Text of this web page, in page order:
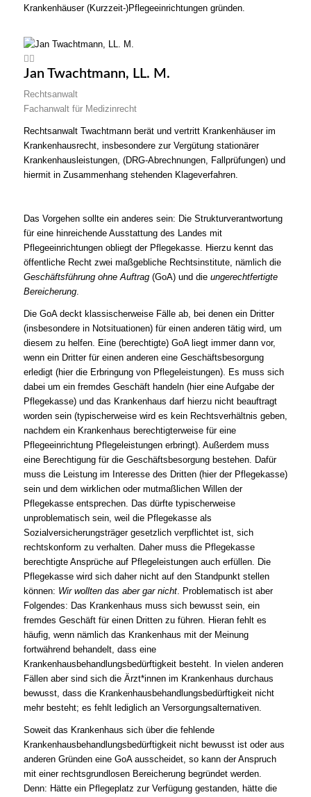
Krankenhäuser (Kurzzeit-)Pflegeeinrichtungen gründen.
Jan Twachtmann, LL. M.
Rechtsanwalt
Fachanwalt für Medizinrecht
Rechtsanwalt Twachtmann berät und vertritt Krankenhäuser im
Krankenhausrecht, insbesondere zur Vergütung stationärer
Krankenhausleistungen, (DRG-Abrechnungen, Fallprüfungen) und
hiermit in Zusammenhang stehenden Klageverfahren.
Das Vorgehen sollte ein anderes sein: Die Strukturverantwortung
für eine hinreichende Ausstattung des Landes mit
Pflegeeinrichtungen obliegt der Pflegekasse. Hierzu kennt das
öffentliche Recht zwei maßgebliche Rechtsinstitute, nämlich die
Geschäftsführung ohne Auftrag(GoA) und die ungerechtfertigte
Bereicherung.
Die GoA deckt klassischerweise Fälle ab, bei denen ein Dritter
(insbesondere in Notsituationen) für einen anderen tätig wird, um
diesem zu helfen. Eine (berechtigte) GoA liegt immer dann vor,
wenn ein Dritter für einen anderen eine Geschäftsbesorgung
erledigt (hier die Erbringung von Pflegeleistungen). Es muss sich
dabei um ein fremdes Geschäft handeln (hier eine Aufgabe der
Pflegekasse) und das Krankenhaus darf hierzu nicht beauftragt
worden sein (typischerweise wird es kein Rechtsverhältnis geben,
nachdem ein Krankenhaus berechtigterweise für eine
Pflegeeinrichtung Pflegeleistungen erbringt). Außerdem muss
eine Berechtigung für die Geschäftsbesorgung bestehen. Dafür
muss die Leistung im Interesse des Dritten (hier der Pflegekasse)
sein und dem wirklichen oder mutmaßlichen Willen der
Pflegekasse entsprechen. Das dürfte typischerweise
unproblematisch sein, weil die Pflegekasse als
Sozialversicherungsträger gesetzlich verpflichtet ist, sich
rechtskonform zu verhalten. Daher muss die Pflegekasse
berechtigte Ansprüche auf Pflegeleistungen auch erfüllen. Die
Pflegekasse wird sich daher nicht auf den Standpunkt stellen
können: Wir wollten das aber gar nicht. Problematisch ist aber
Folgendes: Das Krankenhaus muss sich bewusst sein, ein
fremdes Geschäft für einen Dritten zu führen. Hieran fehlt es
häufig, wenn nämlich das Krankenhaus mit der Meinung
fortwährend behandelt, dass eine
Krankenhausbehandlungsbedürftigkeit besteht. In vielen anderen
Fällen aber sind sich die Ärzt*innen im Krankenhaus durchaus
bewusst, dass die Krankenhausbehandlungsbedürftigkeit nicht
mehr besteht; es fehlt lediglich an Versorgungsalternativen.
Soweit das Krankenhaus sich über die fehlende
Krankenhausbehandlungsbedürftigkeit nicht bewusst ist oder aus
anderen Gründen eine GoA ausscheidet, so kann der Anspruch
mit einer rechtsgrundlosen Bereicherung begründet werden.
Denn: Hätte ein Pflegeplatz zur Verfügung gestanden, hätte die